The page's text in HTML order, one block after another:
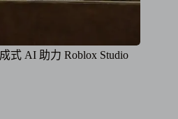
式 AI 助力 Roblox Studio